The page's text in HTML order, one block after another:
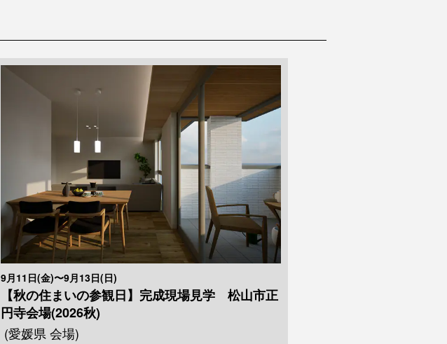
9月11日(金)〜9月13日(日)
【秋の住まいの参観日】完成現場見学 松山市正
円寺会場(2026秋)
(愛媛県 会場)